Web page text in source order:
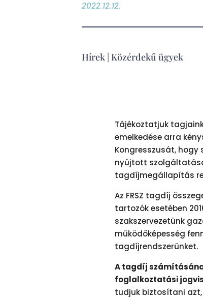
2022.12.12.
Hírek Közérdekű ügyek
Tájékoztatjuk
emelkedése arra
Kongresszusát, hogy
nyújtott
tagdíjmegállapítás
Az FRSZ tagdíj
tartozók esetében
szakszervezetünk
működőképesség
tagdíjrendszerünket.
A tagdíj
foglalkoztatási
tudjuk biztosítani